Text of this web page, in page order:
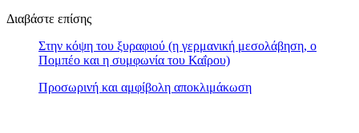
Διαβάστε επίσης
Στην κόψη του ξυραφιού (η γερμανική μεσολάβηση, ο
Πομπέο και η συμφωνία του Καΐρου)
Προσωρινή και αμφίβολη αποκλιμάκωση